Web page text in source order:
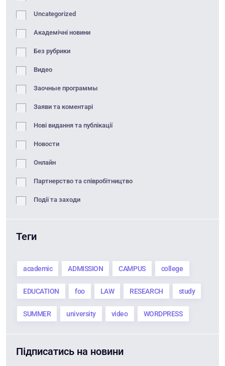
Uncategorized
Академічні новини
Без рубрики
Видео
Заочные программы
Заяви та коментарі
Нові видання та публікації
Новости
Онлайн
Партнерство та співробітництво
Події та заходи
Теги
academic ADMISSION CAMPUS college
EDUCATION foo LAW RESEARCH study
SUMMER university video WORDPRESS
Підписатись на новини